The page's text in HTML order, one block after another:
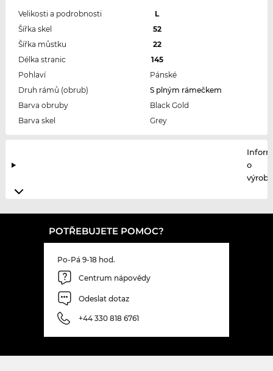
Velikosti a podrobnosti
L
Šířka skel
52
Šířka můstku
22
Délka stranic
145
Pohlaví
Pánské
Druh rámů (obrub)
S plným rámečkem
Barva obruby
Black Gold
Barva skel
Grey
o
POTŘEBUJETE POMOC?
Po-Pá 9-18 hod.
Centrum nápovědy
Odeslat dotaz
+44 330 818 6761